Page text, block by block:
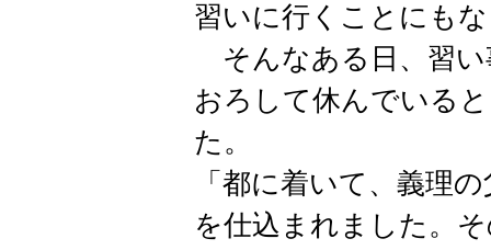
習いに行くことにも
そんなある日、習い
おろして休んでいる
た。
「都に着いて、義理
を仕込まれました。